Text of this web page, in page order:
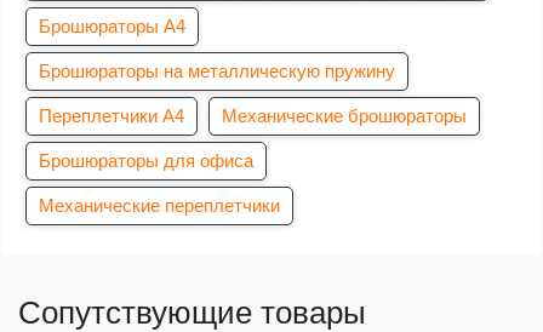
Брошюраторы А4
Брошюраторы на металлическую пружину
Переплетчики А4 Механические брошюраторы
Брошюраторы для офиса
Механические переплетчики
Сопутствующие товары